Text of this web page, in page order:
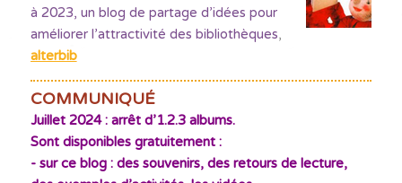
à 2023, un blog de partage d’idées pour
améliorer l’attractivité des bibliothèques,
alterbib
COMMUNIQUÉ
Juillet 2024 : arrêt d’1.2.3 albums.
Sont disponibles gratuitement :
- sur ce blog : des souvenirs, des retours de lecture,